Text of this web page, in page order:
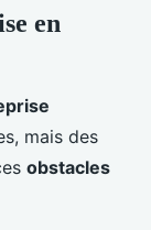
en
mais des
obstacles